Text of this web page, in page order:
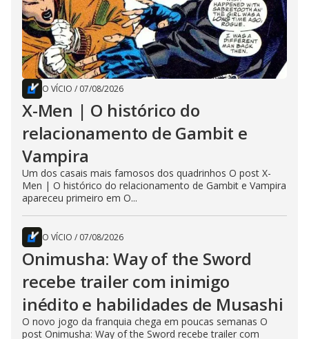
O VÍCIO / 07/08/2026
X-Men | O histórico do
relacionamento de Gambit e
Vampira
Um dos casais mais famosos dos quadrinhos O post X-
Men | O histórico do relacionamento de Gambit e Vampira
apareceu primeiro em O...
O VÍCIO / 07/08/2026
Onimusha: Way of the Sword
recebe trailer com inimigo
inédito e habilidades de Musashi
O novo jogo da franquia chega em poucas semanas O
post Onimusha: Way of the Sword recebe trailer com